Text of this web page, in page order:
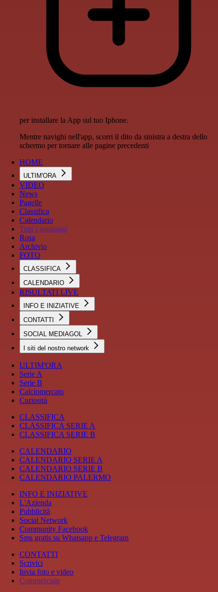
per installare la App sul tuo Iphone.
Mentre navighi nell'app, scorri il dito da sinistra a destra dello
schermo per tornare alle pagine precedenti
HOME
ULTIM'ORA
VIDEO
News
Pagelle
Classifica
Calendario
Tutti i sondaggi
Rosa
Archivio
FOTO
CLASSIFICA
CALENDARIO
RISULTATI LIVE
INFO E INIZIATIVE
CONTATTI
SOCIAL MEDIAGOL
I siti del nostro network
ULTIM'ORA
Serie A
Serie B
Calciomercato
Curiosità
CLASSIFICA
CLASSIFICA SERIE A
CLASSIFICA SERIE B
CALENDARIO
CALENDARIO SERIE A
CALENDARIO SERIE B
CALENDARIO PALERMO
INFO E INIZIATIVE
L'Azienda
Pubblicità
Social Network
Community Facebook
Sms gratis su Whatsapp e Telegram
CONTATTI
Scrivici
Invia foto e video
Commerciale